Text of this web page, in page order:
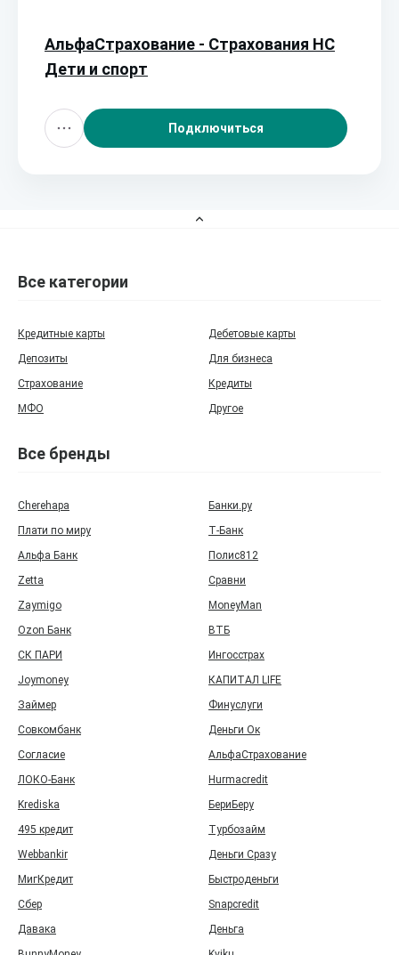
АльфаСтрахование - Страхования НС
Дети и спорт
Подключиться
Все категории
Кредитные карты
Дебетовые карты
Депозиты
Для бизнеса
Страхование
Кредиты
МФО
Другое
Все бренды
Cherehapa
Банки.ру
Плати по миру
Т‑Банк
Альфа Банк
Полис812
Zetta
Сравни
Zaymigo
MoneyMan
Ozon Банк
ВТБ
СК ПАРИ
Ингосстрах
Joymoney
КАПИТАЛ LIFE
Займер
Финуслуги
Совкомбанк
Деньги Ок
Согласие
АльфаСтрахование
ЛОКО-Банк
Hurmacredit
Krediska
БериБеру
495 кредит
Турбозайм
Webbankir
Деньги Сразу
МигКредит
Быстроденьги
Сбер
Snapcredit
Давака
Деньга